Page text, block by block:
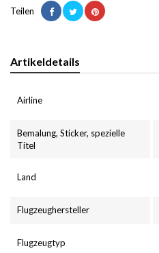
Teilen
Artikeldetails
Airline
Bemalung, Sticker, spezielle
Titel
Land
Flugzeughersteller
Flugzeugtyp